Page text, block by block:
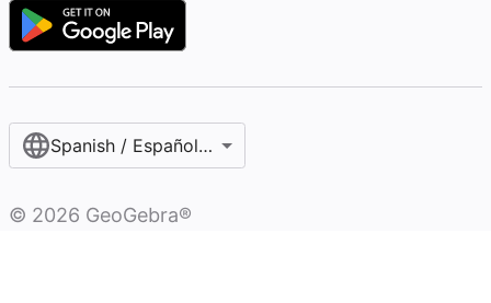
Spanish / Español (internacional)
© 2026 GeoGebra®